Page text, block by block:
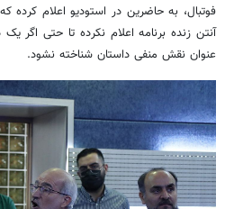
فوتبال، به حاضرین در استودیو اعلام
آنتن زنده برنامه اعلام نکرده تا حتی اگر
عنوان نقش منفی داستان شناخته نشود.